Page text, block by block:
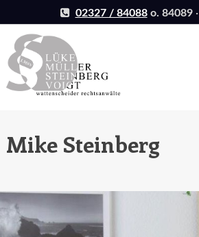
to
content
02327 / 84088o. 84089·
Mike Steinberg